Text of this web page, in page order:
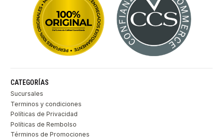
CATEGORÍAS
Sucursales
Terminos y condiciones
Políticas de Privacidad
Políticas de Rembolso
Términos de Promociones